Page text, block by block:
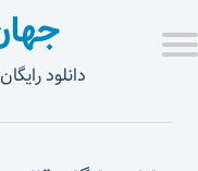
دانلود